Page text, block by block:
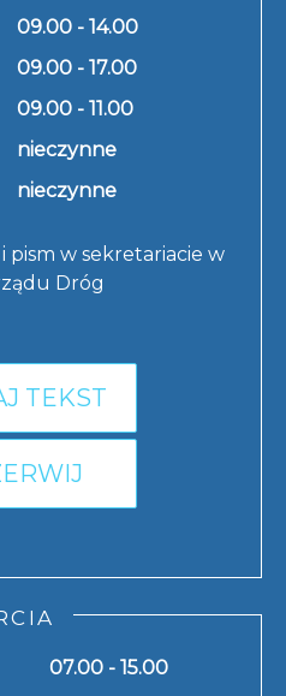
09.00 - 14.00
09.00 - 17.00
09.00 - 11.00
nieczynne
nieczynne
pism w sekretariacie w
Dróg
TEKST
07.00 - 15.00